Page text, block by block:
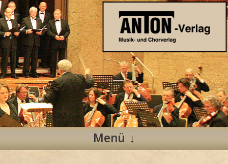
Anton Verlag
Musik- und Chorverlag
Menü